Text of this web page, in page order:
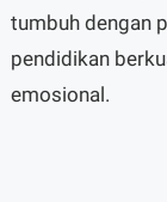
tumbuh dengan
pendidikan
emosional.